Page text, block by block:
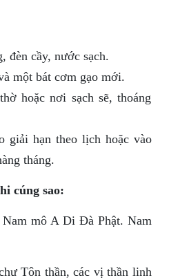
đèn cầy, nước sạch.
một bát cơm gạo mới.
hoặc nơi sạch sẽ, thoáng
giải hạn theo lịch hoặc vào
tháng.
cúng sao:
mô A Di Đà Phật. Nam
Tôn thần, các vị thần linh